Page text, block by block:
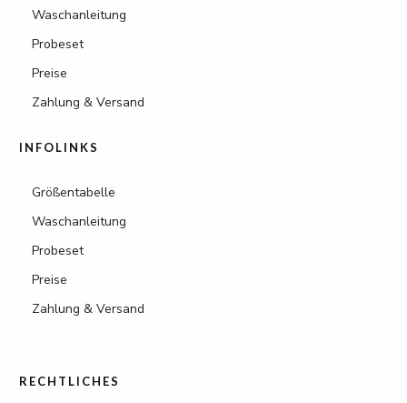
Waschanleitung
Probeset
Preise
Zahlung & Versand
INFOLINKS
Größentabelle
Waschanleitung
Probeset
Preise
Zahlung & Versand
RECHTLICHES